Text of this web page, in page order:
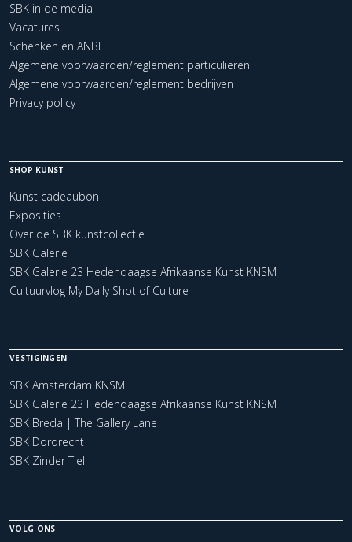
SBK in de media
Vacatures
Schenken en ANBI
Algemene voorwaarden/reglement particulieren
Algemene voorwaarden/reglement bedrijven
Privacy policy
SHOP KUNST
Kunst cadeaubon
Exposities
Over de SBK kunstcollectie
SBK Galerie
SBK Galerie 23 Hedendaagse Afrikaanse Kunst KNSM
Cultuurvlog My Daily Shot of Culture
VESTIGINGEN
SBK Amsterdam KNSM
SBK Galerie 23 Hedendaagse Afrikaanse Kunst KNSM
SBK Breda | The Gallery Lane
SBK Dordrecht
SBK Zinder Tiel
VOLG ONS